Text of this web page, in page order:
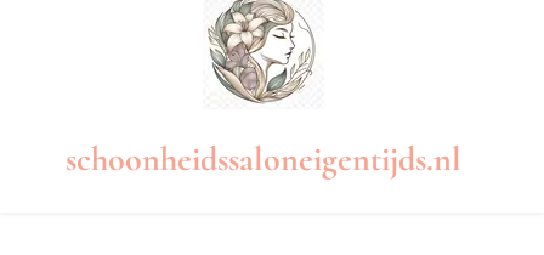
schoonheidssaloneigentijds.nl